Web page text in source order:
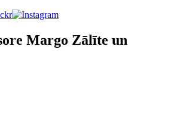
Margo Zālīte un